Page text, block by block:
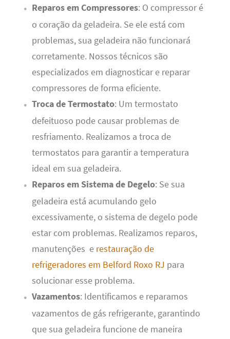
Reparos em Compressores: O compressor é
o coração da geladeira. Se ele está com
problemas, sua geladeira não funcionará
corretamente. Nossos técnicos são
especializados em diagnosticar e reparar
compressores de forma eficiente.
Troca de Termostato: Um termostato
defeituoso pode causar problemas de
resfriamento. Realizamos a troca de
termostatos para garantir a temperatura
ideal em sua geladeira.
Reparos em Sistema de Degelo: Se sua
geladeira está acumulando gelo
excessivamente, o sistema de degelo pode
estar com problemas. Realizamos reparos,
manutenções e restauração de
refrigeradores em Belford Roxo RJ para
solucionar esse problema.
Vazamentos: Identificamos e reparamos
vazamentos de gás refrigerante, garantindo
que sua geladeira funcione de maneira